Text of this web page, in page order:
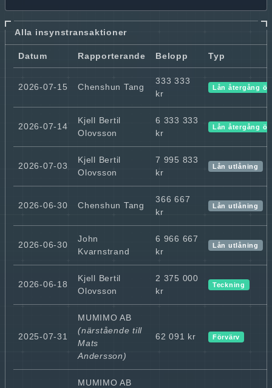
Alla insynstransaktioner
Datum Rapporterande Belopp Typ
2026-07-15 Chenshun Tang
333 333
kr
Lån återgång
2026-07-14
Kjell Bertil
Olovsson
6 333 333
kr
Lån återgång
2026-07-03
Kjell Bertil
Olovsson
7 995 833
kr
Lån utlåning
2026-06-30 Chenshun Tang
366 667
kr
Lån utlåning
2026-06-30
John
Kvarnstrand
6 966 667
kr
Lån utlåning
2026-06-18
Kjell Bertil
Olovsson
2 375 000
kr
Teckning
2025-07-31
MUMIMO AB
(närstående till
Mats
Andersson)
62 091 kr Förvärv
MUMIMO AB